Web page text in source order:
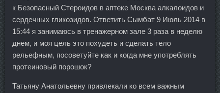
к Безопасный Стероидов в аптеке Москва алкалоидов и
сердечных гликозидов. Ответить Сымбат 9 Июль 2014 в
15:44 я занимаюсь в тренажерном зале 3 раза в неделю
днем, и моя цель это похудеть и сделать тело
рельефным, посоветуйте как и когда мне употреблять
протеиновый порошок?
Татьяну Анатольевну привлекали ко всем важным